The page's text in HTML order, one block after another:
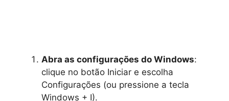
Abra as configurações do Windows:
clique no botão Iniciar e escolha
Configurações (ou pressione a tecla
Windows + I).